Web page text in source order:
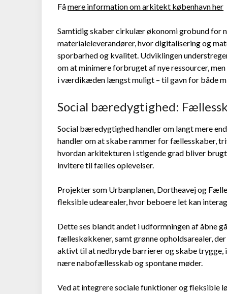
Fåmere information om arkitekt københavn her
Samtidig skaber cirkulær økonomi grobund for
materialeleverandører, hvor digitalisering og
sporbarhed og kvalitet. Udviklingen
om at minimere forbruget af nye ressourcer,
i værdikæden længst muligt – til gavn for både
Social bæredygtighed:
Social bæredygtighed handler om langt mere
handler om at skabe rammer for fællesskaber,
hvordan arkitekturen i stigende grad bliver
invitere til fælles oplevelser.
Projekter som Urbanplanen, Dortheavej og
fleksible udearealer, hvor beboere let kan
Dette ses blandt andet i udformningen af åbne
fælleskøkkener, samt grønne opholdsarealer,
aktivt til at nedbryde barrierer og skabe trygge,
nære nabofællesskab og spontane møder.
Ved at integrere sociale funktioner og fleksible